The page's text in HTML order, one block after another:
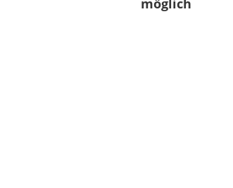
möglich